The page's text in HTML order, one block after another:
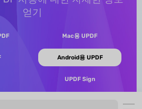
얻기
Mac용 UPDF
Android용 UPDF
UPDF Sign